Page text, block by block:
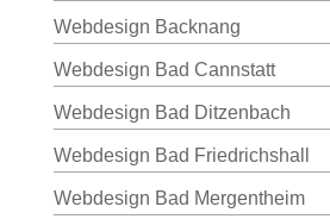
Webdesign Backnang
Webdesign Bad Cannstatt
Webdesign Bad Ditzenbach
Webdesign Bad Friedrichshall
Webdesign Bad Mergentheim